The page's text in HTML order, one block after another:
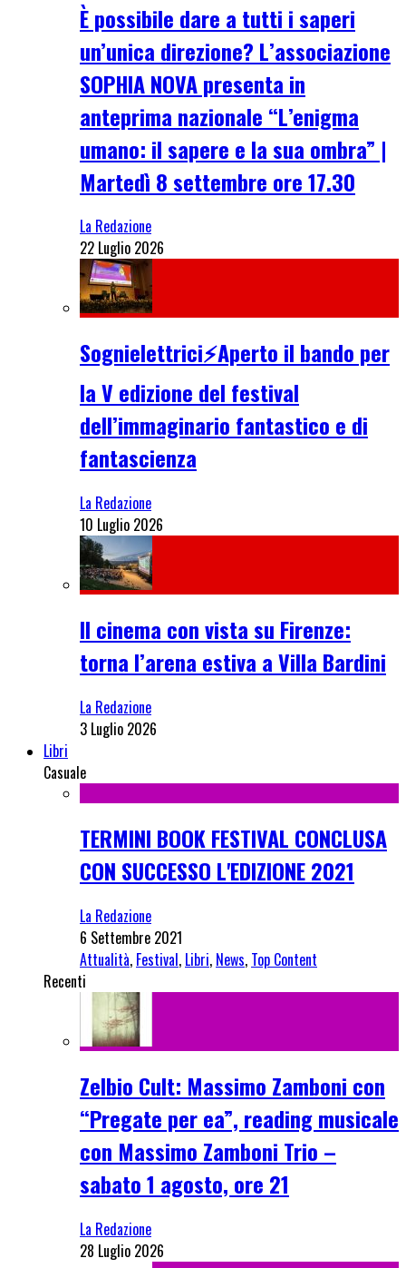
È possibile dare a tutti i saperi
un’unica direzione? L’associazione
SOPHIA NOVA presenta in
anteprima nazionale “L’enigma
umano: il sapere e la sua ombra” |
Martedì 8 settembre ore 17.30
La Redazione
22 Luglio 2026
Sognielettrici⚡Aperto il bando per
la V edizione del festival
dell’immaginario fantastico e di
fantascienza
La Redazione
10 Luglio 2026
Il cinema con vista su Firenze:
torna l’arena estiva a Villa Bardini
La Redazione
3 Luglio 2026
Libri
Casuale
TERMINI BOOK FESTIVAL CONCLUSA
CON SUCCESSO L'EDIZIONE 2021
La Redazione
6 Settembre 2021
Attualità, Festival, Libri, News, Top Content
Recenti
Zelbio Cult: Massimo Zamboni con
“Pregate per ea”, reading musicale
con Massimo Zamboni Trio –
sabato 1 agosto, ore 21
La Redazione
28 Luglio 2026